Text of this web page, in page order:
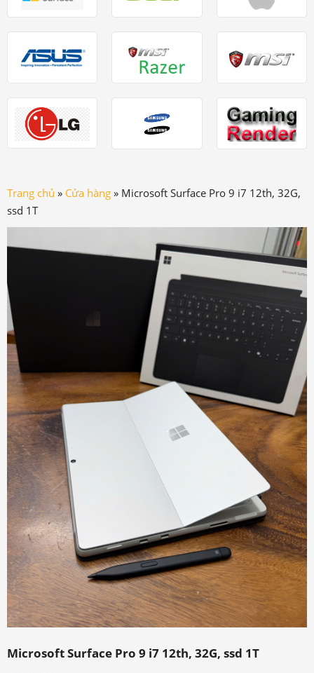
Trang chủ » Cửa hàng » Microsoft Surface Pro 9 i7 12th, 32G,
ssd 1T
Microsoft Surface Pro 9 i7 12th, 32G, ssd 1T